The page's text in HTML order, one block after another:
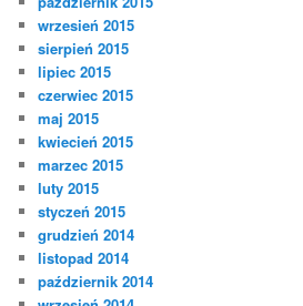
wrzesień 2015
sierpień 2015
lipiec 2015
czerwiec 2015
maj 2015
kwiecień 2015
marzec 2015
luty 2015
styczeń 2015
grudzień 2014
listopad 2014
październik 2014